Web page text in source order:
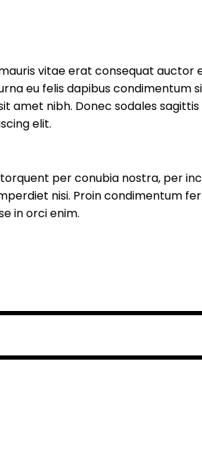
vitae erat consequat auctor
eu felis dapibus condimentum
amet nibh. Donec sodales
elit.
per conubia nostra, per
nisi. Proin condimentum
in orci enim.